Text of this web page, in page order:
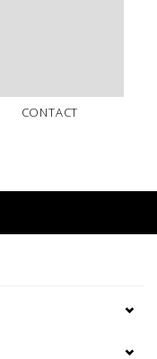
CONTACT